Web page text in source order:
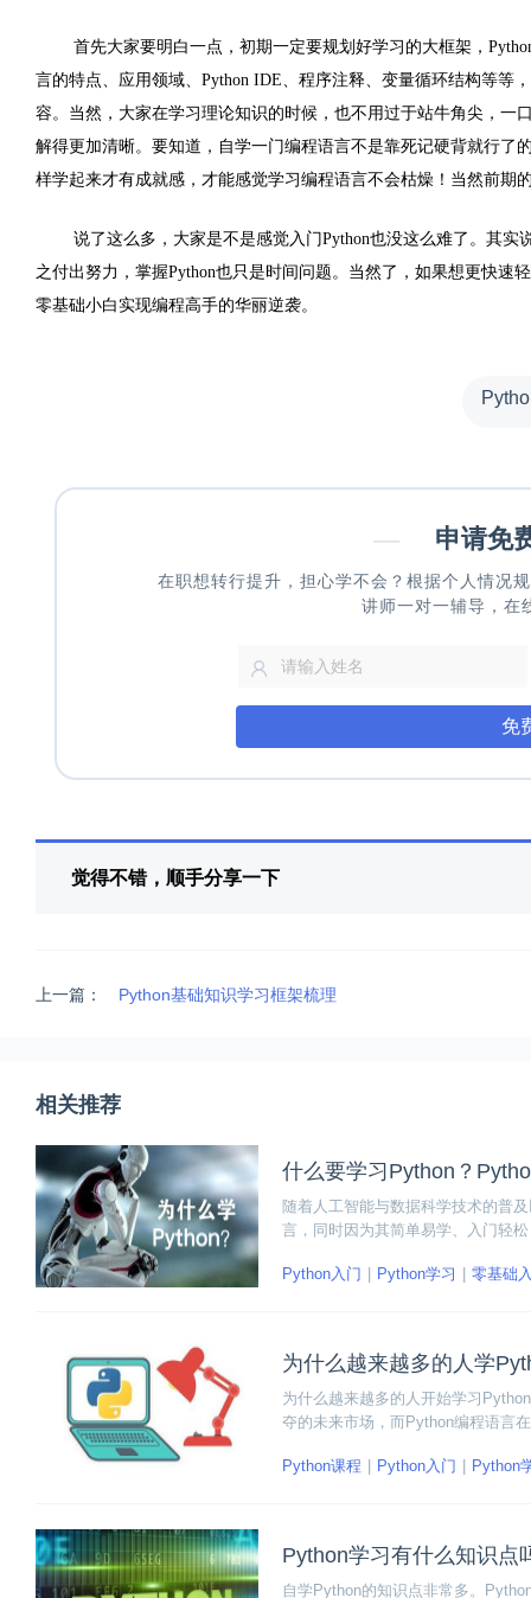
首先大家要明白一点，初期一定要规划好学习的大框架，
言的特点、应用领域、 Python IDE、程序注释、变量循环结构等等
容。当然，大家在学习理论知识的时候，也不用过于站牛角尖，
解得更加清晰。要知道， 自学一门编程语言不是靠死记硬背就行了
样学起来才有成就感，才能感觉学习编程语言不会枯燥！当然前期
说了这么多，大家是不是感觉入门Python也没这么难了。其实
之付出努力，掌握Python也只是时间问题。当然了，如果想更快速
零基础小白实现编程高手的华丽逆袭。
— 申请免
在职想转行提升，担心学不会？根据个人情况
讲师一对一辅导，在
免
觉得不错，顺手分享一下
上一篇： Python基础知识学习框架梳理
相关推荐
什么要学习Python？
随着人工智能与数据科学技术的普
言，同时因为其简单易学、入门轻
Python入门
Python学习 零基础
为什么越来越多的人学
为什么越来越多的人开始学习
夺的未来市场，而Python编程语言
Python课程
Python入门 Python
Python学习有什么知识点
自学Python的知识点非常多。